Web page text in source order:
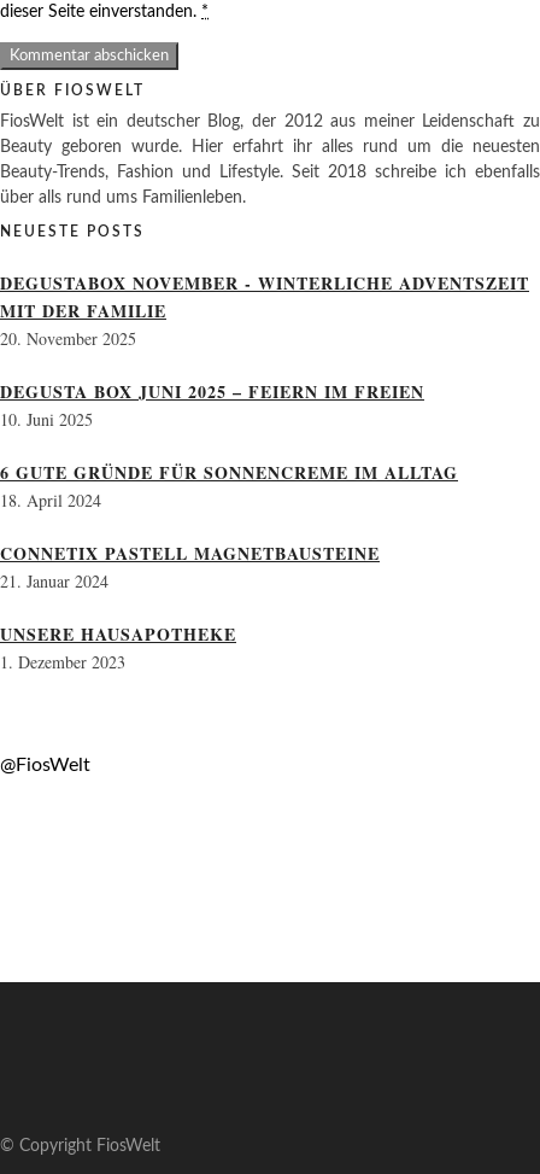
dieser Seite einverstanden. *
ÜBER FIOSWELT
FiosWelt ist ein deutscher Blog, der 2012 aus meiner Leidenschaft zu
Beauty geboren wurde. Hier erfahrt ihr alles rund um die neuesten
Beauty-Trends, Fashion und Lifestyle. Seit 2018 schreibe ich ebenfalls
über alls rund ums Familienleben.
NEUESTE POSTS
DEGUSTABOX NOVEMBER - WINTERLICHE ADVENTSZEIT
MIT DER FAMILIE
20. November 2025
DEGUSTA BOX JUNI 2025 – FEIERN IM FREIEN
10. Juni 2025
6 GUTE GRÜNDE FÜR SONNENCREME IM ALLTAG
18. April 2024
CONNETIX PASTELL MAGNETBAUSTEINE
21. Januar 2024
UNSERE HAUSAPOTHEKE
1. Dezember 2023
@FiosWelt
© Copyright FiosWelt